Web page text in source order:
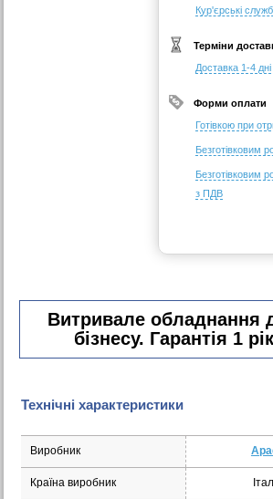
Кур'єрські
Терміни
Доставка 1-4 дні
Форми оплати
Готівкою при
Безготівковим
Безготівковим
з ПДВ
Витривале обладнання
бізнесу. Гарантія 1 рік
Технічні характеристики
Виробник
Країна виробник